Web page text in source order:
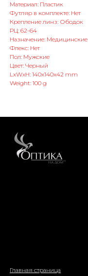
Материал: Пластик
Футляр в комплекте: Нет
Крепление линз: Ободок
РЦ: 62-64
Назначение: Медицинские
Флекс: Нет
Пол: Мужские
Цвет: Черный
LxWxH: 140x140x42 mm
Weight: 100 g
Главная страница